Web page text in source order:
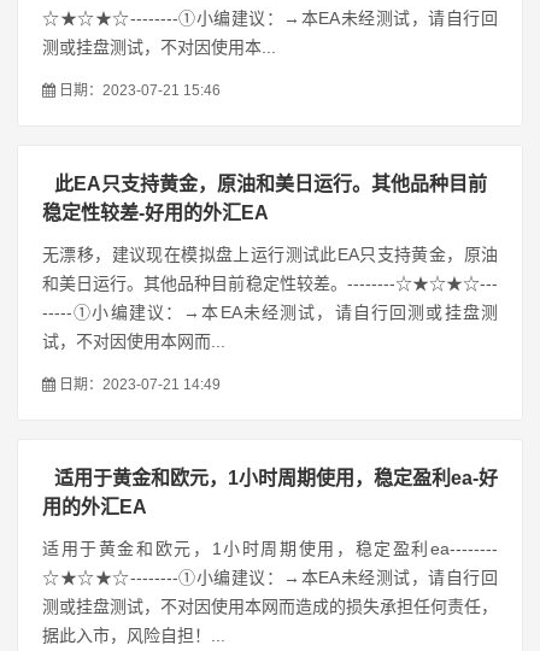
☆★☆★☆--------①小编建议：→本EA未经测试，请自行回
测或挂盘测试，不对因使用本...
日期：2023-07-21 15:46
此EA只支持黄金，原油和美日运行。其他品种目前
稳定性较差-好用的外汇EA
无漂移，建议现在模拟盘上运行测试此EA只支持黄金，原油
和美日运行。其他品种目前稳定性较差。--------☆★☆★☆---
-----①小编建议：→本EA未经测试，请自行回测或挂盘测
试，不对因使用本网而...
日期：2023-07-21 14:49
适用于黄金和欧元，1小时周期使用，稳定盈利ea-好
用的外汇EA
适用于黄金和欧元，1小时周期使用，稳定盈利ea--------
☆★☆★☆--------①小编建议：→本EA未经测试，请自行回
测或挂盘测试，不对因使用本网而造成的损失承担任何责任，
据此入市，风险自担！...